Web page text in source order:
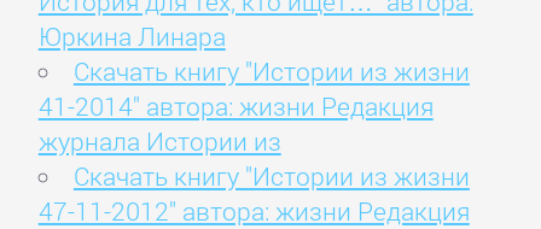
Юркина Линара
Скачать книгу "Истории из жизни
41-2014" автора: жизни Редакция
журнала Истории из
Скачать книгу "Истории из жизни
47-11-2012" автора: жизни Редакция